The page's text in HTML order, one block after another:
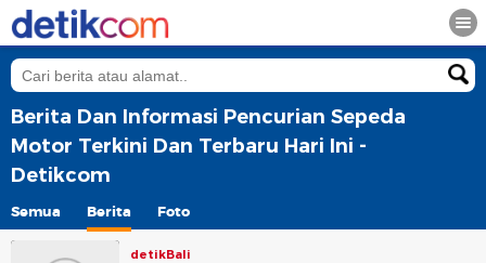
Berita Dan Informasi Pencurian Sepeda
Motor Terkini Dan Terbaru Hari Ini -
Detikcom
Semua Berita Foto
detikBali